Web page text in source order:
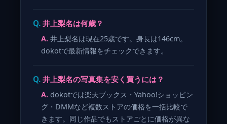
井上梨名は何歳？
井上梨名は現在25歳です。身長は146cm。
dokotで最新情報をチェックできます。
井上梨名の写真集を安く買うには？
dokotでは楽天ブックス・Yahoo!ショッピン
グ・DMMなど複数ストアの価格を一括比較で
きます。同じ作品でもストアごとに価格が異な